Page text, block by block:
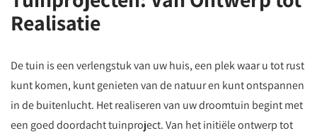
Realisatie
De tuin is een verlengstuk van uw huis, een plek waar u tot rust
kunt komen, kunt genieten van de natuur en kunt ontspannen
in de buitenlucht. Het realiseren van uw droomtuin begint met
een goed doordacht tuinproject. Van het initiële ontwerp tot